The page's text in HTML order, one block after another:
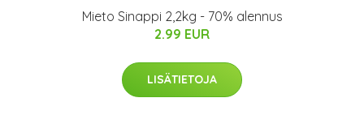
Mieto Sinappi 2,2kg - 70% alennus
2.99 EUR
LISÄTIETOJA